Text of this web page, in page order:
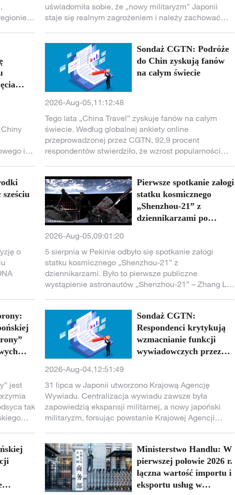
i
leży w
firm
chronić
sześciu
o
jest
tak
i
Xi.
uświadomiła sobie, że „nowy militaryzm” Japonii
staje się realnym zagrożeniem i należy zachować
powstrzymania.
Sondaż CGTN: Podróże
do Chin zyskują fanów
na całym świecie
2026-Aug-05,11:12:48
Tego lata „China Travel” zyskuje fanów na całym
świecie. Według globalnej ankiety online
przeprowadzonej przez CGTN, 92,9 procent
respondentów stwierdziło, że wzrost popularności
Pierwsze spotkanie załogi
statku kosmicznego
„Shenzhou-21” z
dziennikarzami po
2026-Aug-05,09:01:20
5 sierpnia w Pekinie odbyło się spotkanie załogi
statku kosmicznego „Shenzhou-21” z
dziennikarzami. Było to pierwsze publiczne
wystąpienie astronautów „Shenzhou-21” – Zhang Lu,
Sondaż CGTN:
Respondenci krytykują
wzmacnianie funkcji
wywiadowczych przez
2026-Aug-04,12:51:49
31 lipca w Japonii utworzono Krajową Agencję
Wywiadu. Centralizacja wywiadu zawsze była
zapowiedzią ekspansji militarnej, a nowy japoński
militaryzm, forsując powstanie Krajowej Agencji
zewnętrznej.
Ministerstwo Handlu: W
pierwszej połowie 2026 r.
łączna wartość importu i
eksportu usług w